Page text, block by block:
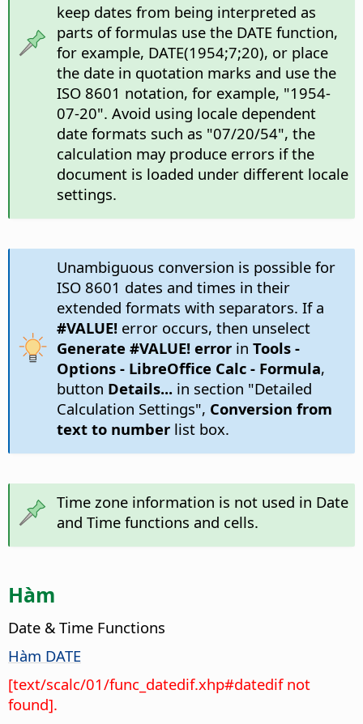
keep dates from being interpreted as
parts of formulas use the DATE function,
for example, DATE(1954;7;20), or place
the date in quotation marks and use the
ISO 8601 notation, for example, "1954-
07-20". Avoid using locale dependent
date formats such as "07/20/54", the
calculation may produce errors if the
document is loaded under different locale
settings.
Unambiguous conversion is possible for
ISO 8601 dates and times in their
extended formats with separators. If a
#VALUE!error occurs, then unselect
Generate #VALUE! errorin Tools -
Options - LibreOffice Calc - Formula,
button Details...in section "Detailed
Calculation Settings", Conversion from
text to numberlist box.
Time zone information is not used in Date
and Time functions and cells.
Hàm
Date & Time Functions
Hàm DATE
[text/scalc/01/func_datedif.xhp#datedif not
found].